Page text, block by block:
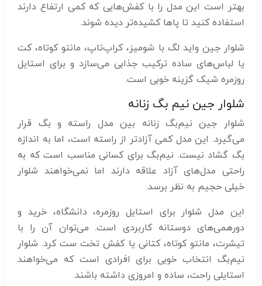
بهتر است این مدل را با کفش‌هایی که کمی ارتفاع دارند
استفاده کنید تا پاها کشیده‌تر دیده شوند.
شلوار جین واید لگ با شومیز، کراپ‌تاپ، مانتو کوتاه، کت
یا لباس‌های ساده ترکیب جذابی می‌سازد و برای استایل
روزمره شیک گزینه خوبی است.
شلوار جین نیم‌ بگ زنانه
شلوار جین نیم‌بگ زنانه بین مدل راسته و بگ قرار
می‌گیرد. این مدل کمی آزادتر از راسته است، اما به اندازه
بگ گشاد نیست. نیم‌بگ برای کسانی مناسب است که به
راحتی مدل‌های آزاد علاقه دارند اما نمی‌خواهند شلوار
خیلی حجیم به نظر برسد.
این مدل شلوار برای استایل روزمره، دانشگاه، خرید و
دورهمی‌های دوستانه کاربردی است. می‌توان آن را با
تیشرت، مانتو کوتاه، کتانی یا کفش تخت ست کرد. شلوار
نیم‌بگ انتخاب خوبی برای افرادی است که می‌خواهند
استایلی راحت، ساده و امروزی داشته باشند.